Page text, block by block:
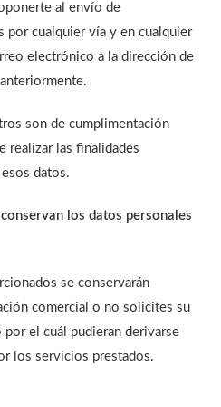
al envío de
por cualquier vía y en cualquier
electrónico a la dirección de
son de cumplimentación
realizar las finalidades
datos.
los datos personales
se conservarán
comercial o no solicites su
el cuál pudieran derivarse
los servicios prestados.